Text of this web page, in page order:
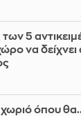
5
να
χωριό όπου